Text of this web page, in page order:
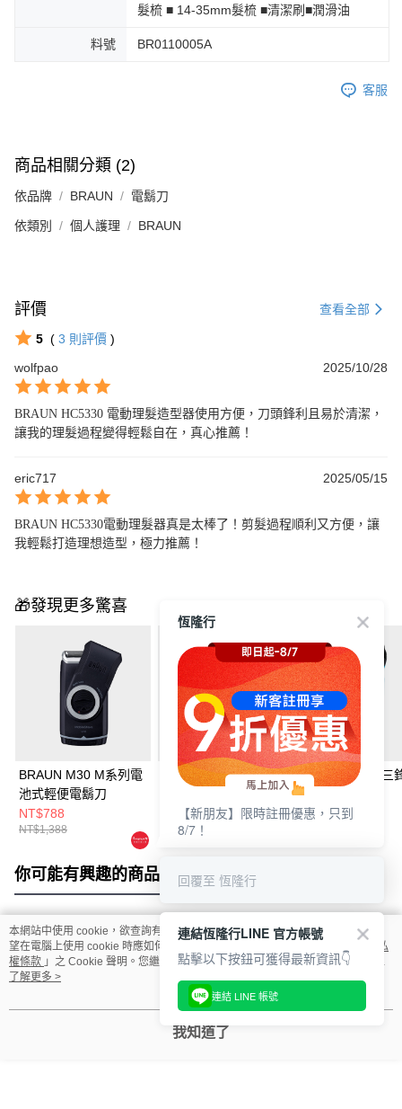
髮梳 ■ 14-35mm髮梳 ■清潔刷■潤滑油
料號 BR0110005A
客服
商品相關分類 (2)
依品牌 BRAUN 電鬍刀
依類別 個人護理 BRAUN
評價 查看全部
5 ( 3 則評價 )
wolfpao
2025/10/28
BRAUN HC5330 電動理髮造型器使用方便，刀頭鋒利且易於清潔，
讓我的理髮過程變得輕鬆自在，真心推薦！
eric717 2025/05/15
BRAUN HC5330電動理髮器真是太棒了！剪髮過程順利又方便，讓
我輕鬆打造理想造型，極力推薦！
🎁發現更多驚喜
BRAUN M30 M系列電
池式輕便電鬍刀
NT$788
NT$1,388
BRAUN MGK5560多
功能修容造型器
NT$3,288
NT$3,588
BRAUN 310s 三鋒系
列電鬍刀
NT$1,988
你可能有興趣的商品 全站排行
熱門標籤
本網站中使用 cookie，欲查詢有關本網站使用 cookie 方式之詳情，及若您不希
望在電腦上使用 cookie 時應如何變更電腦的 cookie 設定，請參閱本網站「
隱私
權條款 」之 Cookie 聲明。您繼續使用本網站即表示您同意本公司得按本網站使
用條款之 Cookie 聲明使用 cookie。
了解更多 >
我知道了
恆隆行
【新朋友】限時註冊優惠，只到
8/7！
回覆至 恆隆行
連結恆隆行LINE 官方帳號
點擊以下按鈕可獲得最新資訊👇
連結 LINE 帳號